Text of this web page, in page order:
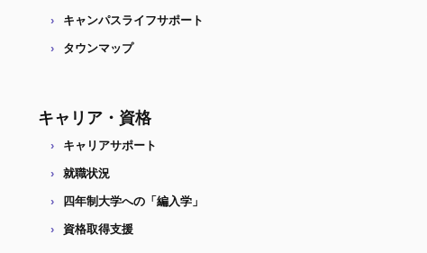
キャンパスライフサポート
タウンマップ
キャリア・資格
キャリアサポート
就職状況
四年制大学への「編入学」
資格取得支援